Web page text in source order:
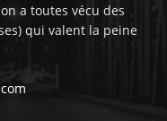
a toutes vécu des
qui valent la peine